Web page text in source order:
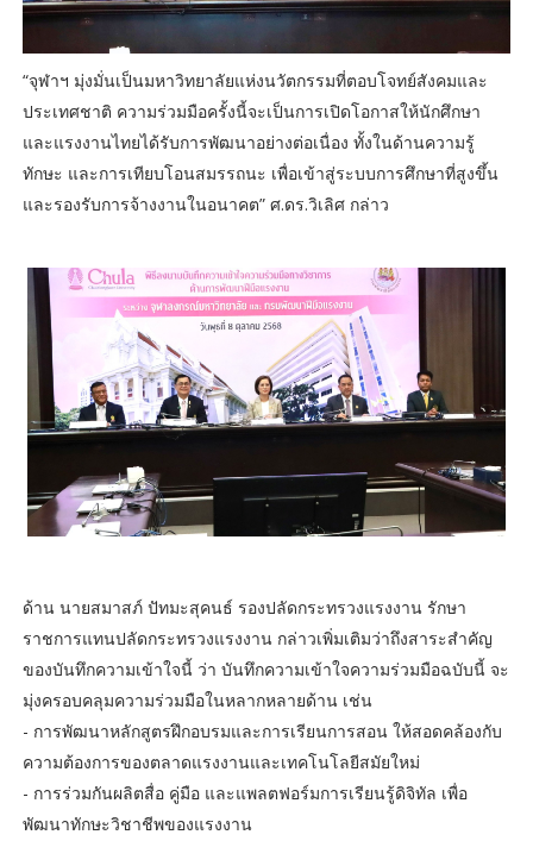
“จุฬาฯ มุ่งมั่นเป็นมหาวิทยาลัยแห่งนวัตกรรมที่ตอบโจทย์สังคมและ
ประเทศชาติ ความร่วมมือครั้งนี้จะเป็นการเปิดโอกาสให้นักศึกษา
และแรงงานไทยได้รับการพัฒนาอย่างต่อเนื่อง ทั้งในด้านความรู้
ทักษะ และการเทียบโอนสมรรถนะ เพื่อเข้าสู่ระบบการศึกษาที่สูงขึ้น
และรองรับการจ้างงานในอนาคต” ศ.ดร.วิเลิศ กล่าว
ด้าน นายสมาสภ์ ปัทมะสุคนธ์ รองปลัดกระทรวงแรงงาน รักษา
ราชการแทนปลัดกระทรวงแรงงาน กล่าวเพิ่มเติมว่าถึงสาระสำคัญ
ของบันทึกความเข้าใจนี้ ว่า บันทึกความเข้าใจความร่วมมือฉบับนี้ จะ
มุ่งครอบคลุมความร่วมมือในหลากหลายด้าน เช่น
- การพัฒนาหลักสูตรฝึกอบรมและการเรียนการสอน ให้สอดคล้องกับ
ความต้องการของตลาดแรงงานและเทคโนโลยีสมัยใหม่
- การร่วมกันผลิตสื่อ คู่มือ และแพลตฟอร์มการเรียนรู้ดิจิทัล เพื่อ
พัฒนาทักษะวิชาชีพของแรงงาน